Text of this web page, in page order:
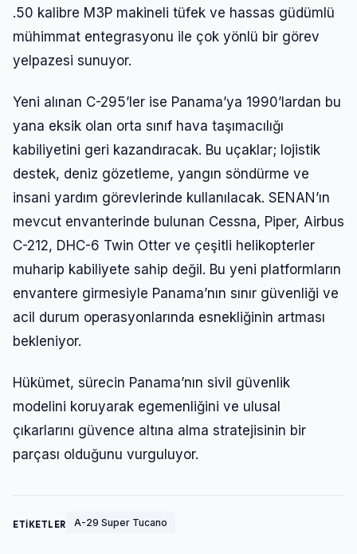
.50 kalibre M3P makineli tüfek ve hassas güdümlü
mühimmat entegrasyonu ile çok yönlü bir görev
yelpazesi sunuyor.
Yeni alınan C-295’ler ise Panama’ya 1990’lardan bu
yana eksik olan orta sınıf hava taşımacılığı
kabiliyetini geri kazandıracak. Bu uçaklar; lojistik
destek, deniz gözetleme, yangın söndürme ve
insani yardım görevlerinde kullanılacak. SENAN’ın
mevcut envanterinde bulunan Cessna, Piper, Airbus
C-212, DHC-6 Twin Otter ve çeşitli helikopterler
muharip kabiliyete sahip değil. Bu yeni platformların
envantere girmesiyle Panama’nın sınır güvenliği ve
acil durum operasyonlarında esnekliğinin artması
bekleniyor.
Hükümet, sürecin Panama’nın sivil güvenlik
modelini koruyarak egemenliğini ve ulusal
çıkarlarını güvence altına alma stratejisinin bir
parçası olduğunu vurguluyor.
ETİKETLER A-29 Super Tucano